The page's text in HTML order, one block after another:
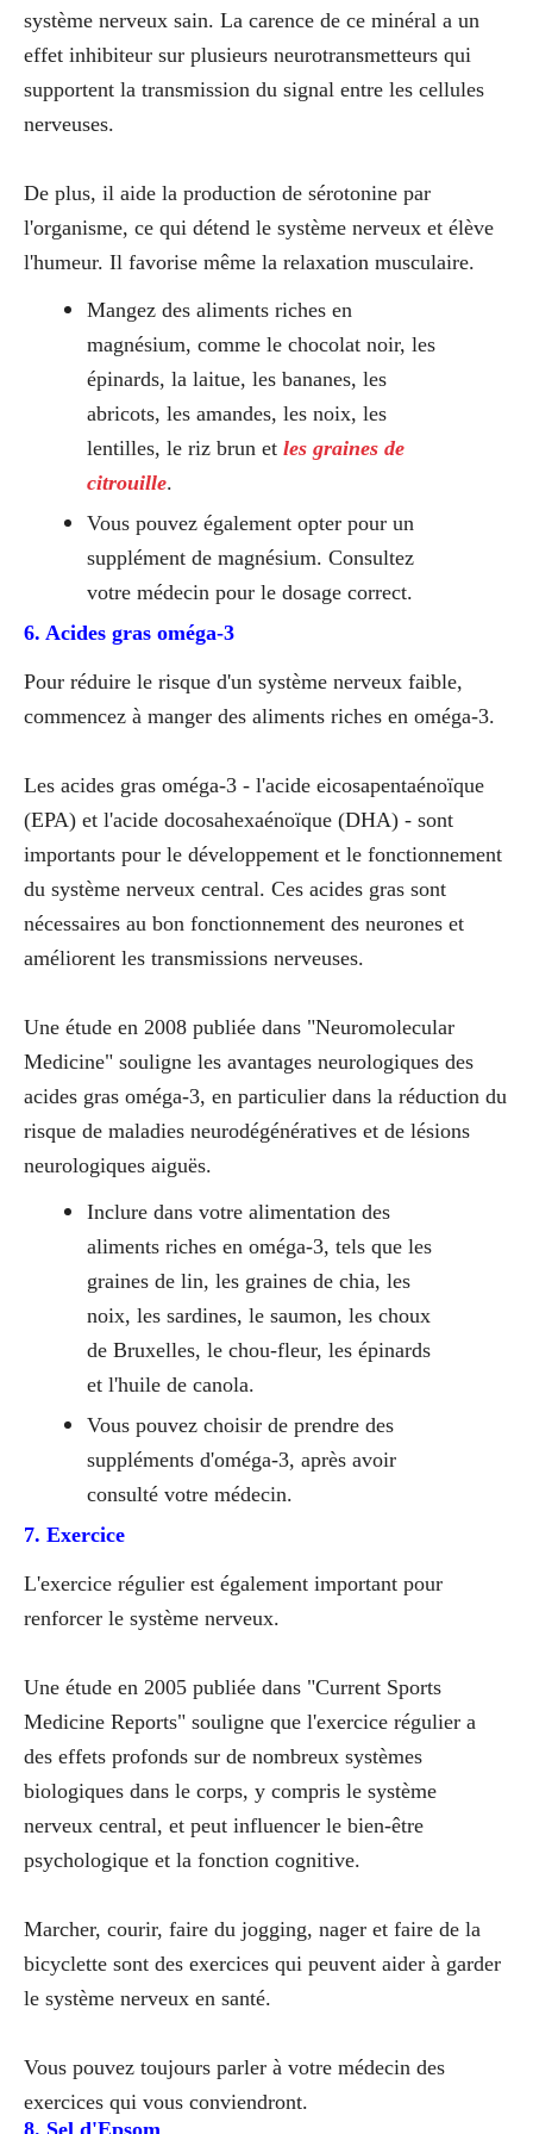
système nerveux sain. La carence de ce minéral a un
effet inhibiteur sur plusieurs neurotransmetteurs qui
supportent la transmission du signal entre les cellules
nerveuses.
De plus, il aide la production de sérotonine par
l'organisme, ce qui détend le système nerveux et élève
l'humeur. Il favorise même la relaxation musculaire.
Mangez des aliments riches en
magnésium, comme le chocolat noir, les
épinards, la laitue, les bananes, les
abricots, les amandes, les noix, les
lentilles, le riz brun et les graines de
citrouille.
Vous pouvez également opter pour un
supplément de magnésium. Consultez
votre médecin pour le dosage correct.
6. Acides gras oméga-3
Pour réduire le risque d'un système nerveux faible,
commencez à manger des aliments riches en oméga-3.
Les acides gras oméga-3 - l'acide eicosapentaénoïque
(EPA) et l'acide docosahexaénoïque (DHA) - sont
importants pour le développement et le fonctionnement
du système nerveux central. Ces acides gras sont
nécessaires au bon fonctionnement des neurones et
améliorent les transmissions nerveuses.
Une étude en 2008 publiée dans "Neuromolecular
Medicine" souligne les avantages neurologiques des
acides gras oméga-3, en particulier dans la réduction du
risque de maladies neurodégénératives et de lésions
neurologiques aiguës.
Inclure dans votre alimentation des
aliments riches en oméga-3, tels que les
graines de lin, les graines de chia, les
noix, les sardines, le saumon, les choux
de Bruxelles, le chou-fleur, les épinards
et l'huile de canola.
Vous pouvez choisir de prendre des
suppléments d'oméga-3, après avoir
consulté votre médecin.
7. Exercice
L'exercice régulier est également important pour
renforcer le système nerveux.
Une étude en 2005 publiée dans "Current Sports
Medicine Reports" souligne que l'exercice régulier a
des effets profonds sur de nombreux systèmes
biologiques dans le corps, y compris le système
nerveux central, et peut influencer le bien-être
psychologique et la fonction cognitive.
Marcher, courir, faire du jogging, nager et faire de la
bicyclette sont des exercices qui peuvent aider à garder
le système nerveux en santé.
Vous pouvez toujours parler à votre médecin des
exercices qui vous conviendront.
8. Sel d'Epsom